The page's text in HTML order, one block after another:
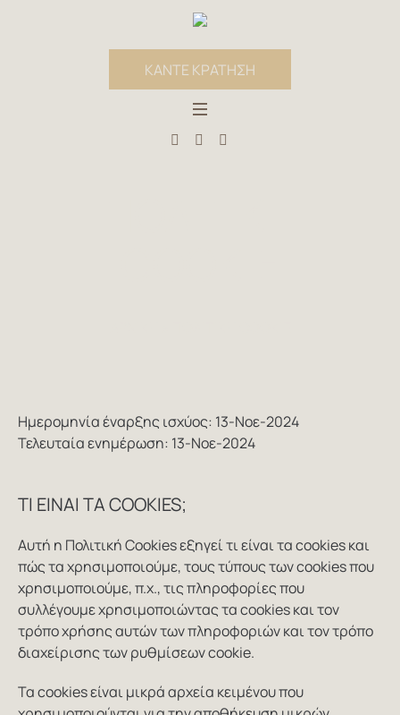
ΚΑΝΤΕ ΚΡΑΤΗΣΗ
Ημερομηνία έναρξης ισχύος: 13-Νοε-2024
Τελευταία ενημέρωση: 13-Νοε-2024
ΤΙ ΕΊΝΑΙ ΤΑ COOKIES;
Αυτή η Πολιτική Cookies εξηγεί τι είναι τα cookies και
πώς τα χρησιμοποιούμε, τους τύπους των cookies που
χρησιμοποιούμε, π.χ., τις πληροφορίες που
συλλέγουμε χρησιμοποιώντας τα cookies και τον
τρόπο χρήσης αυτών των πληροφοριών και τον τρόπο
διαχείρισης των ρυθμίσεων cookie.
Τα cookies είναι μικρά αρχεία κειμένου που